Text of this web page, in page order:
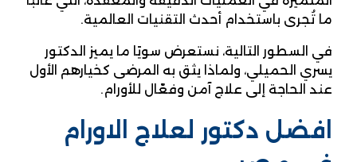
ما تُجرى باستخدام أحدث التقنيات العالمية.
في السطور التالية، نستعرض سويًا ما يميز الدكتور
يسري الحميلي، ولماذا يثق به المرضى كخيارهم الأول
عند الحاجة إلى علاج آمن وفعّال للأورام.
افضل دكتور لعلاج الاورام